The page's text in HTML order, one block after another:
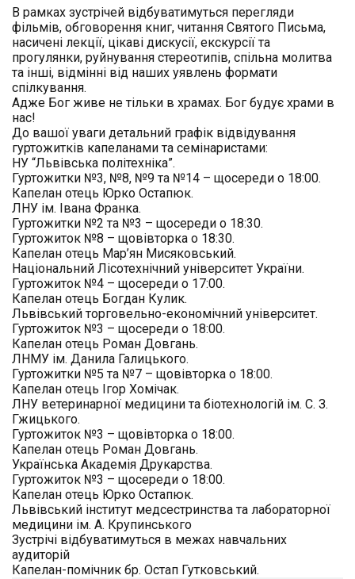
В рамках зустрічей відбуватимуться перегляди
фільмів, обговорення книг, читання Святого Письма,
насичені лекції, цікаві дискусії, екскурсії та
прогулянки, руйнування стереотипів, спільна молитва
та інші, відмінні від наших уявлень формати
спілкування.
Адже Бог живе не тільки в храмах. Бог будує храми в
нас!
До вашої уваги детальний графік відвідування
гуртожитків капеланами та семінаристами:
НУ “Львівська політехніка”.
Гуртожитки №3, №8, №9 та №14 – щосереди о 18:00.
Капелан отець Юрко Остапюк.
ЛНУ ім. Івана Франка.
Гуртожитки №2 та №3 – щосереди о 18:30.
Гуртожиток №8 – щовівторка о 18:30.
Капелан отець Мар’ян Мисяковський.
Національний Лісотехнічний університет України.
Гуртожиток №4 – щосереди о 17:00.
Капелан отець Богдан Кулик.
Львівський торговельно-економічний університет.
Гуртожиток №3 – щосереди о 18:00.
Капелан отець Роман Довгань.
ЛНМУ ім. Данила Галицького.
Гуртожитки №5 та №7 – щовівторка о 18:00.
Капелан отець Ігор Хомічак.
ЛНУ ветеринарної медицини та біотехнологій ім. С. З.
Гжицького.
Гуртожиток №3 – щовівторка о 18:00.
Капелан отець Роман Довгань.
Українська Академія Друкарства.
Гуртожиток №3 – щосереди о 18:00.
Капелан отець Юрко Остапюк.
Львівський інститут медсестринства та лабораторної
медицини ім. А. Крупинського
Зустрічі відбуватимуться в межах навчальних
аудиторій
Капелан-помічник бр. Остап Гутковський.